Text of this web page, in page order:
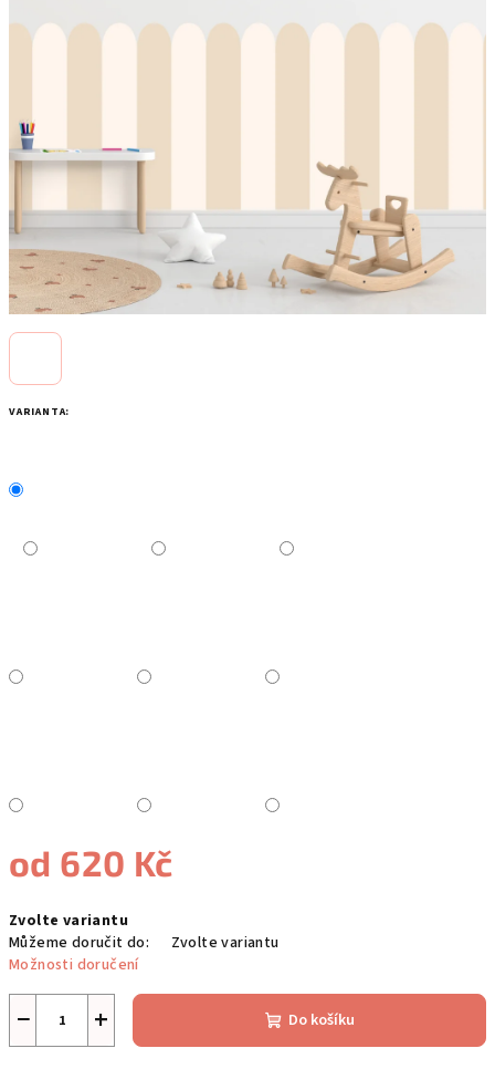
VARIANTA:
od 620 Kč
cena:
Zvolte variantu
Můžeme doručit do:
Zvolte variantu
Možnosti doručení
+
− Do košíku